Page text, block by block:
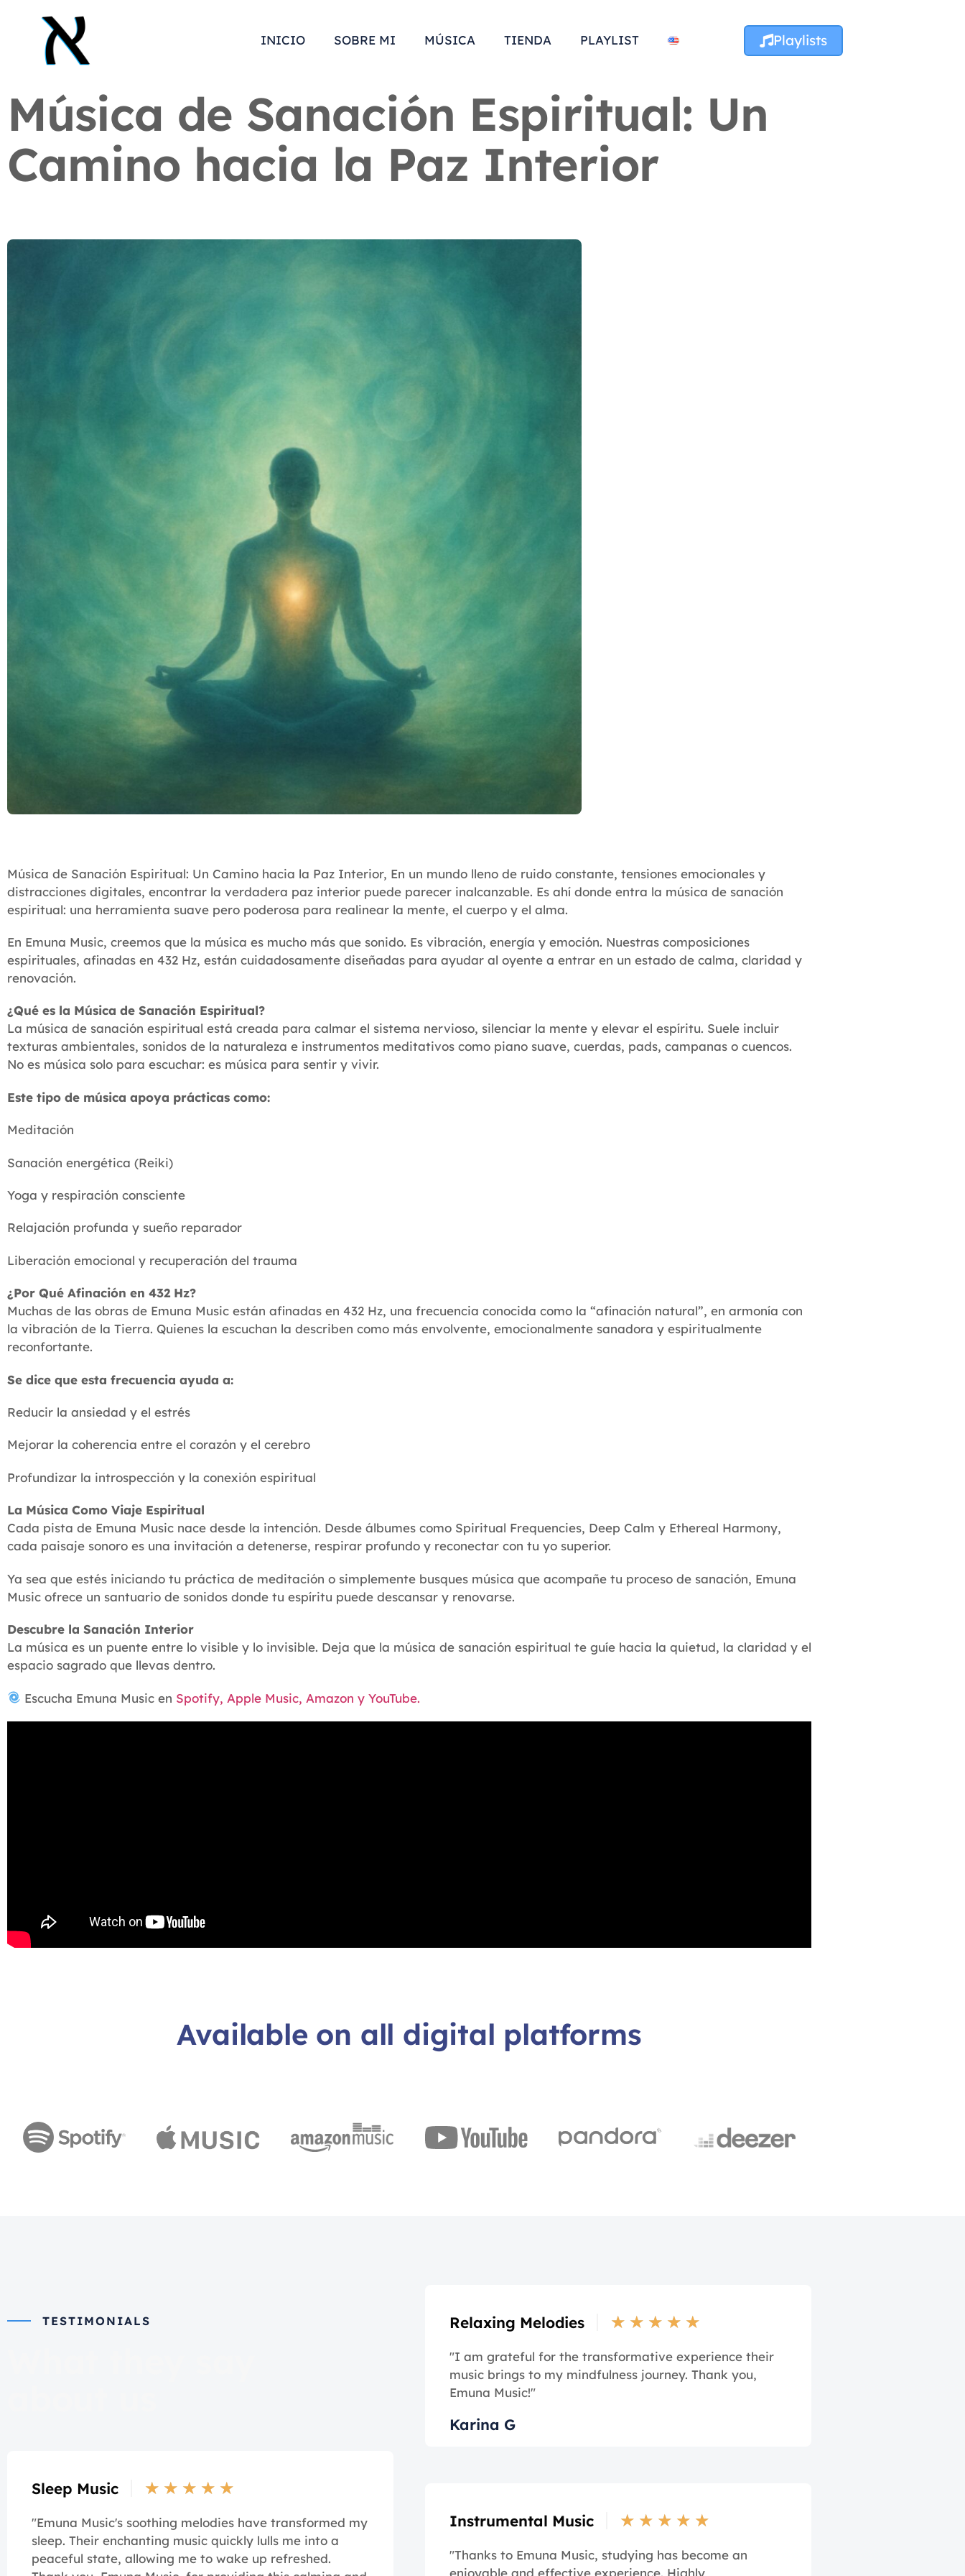
INICIO SOBRE MI MÚSICA TIENDA PLAYLIST Playlists
Música de Sanación Espiritual: Un
Camino hacia la Paz Interior
Música de Sanación Espiritual: Un Camino hacia la Paz Interior, En un mundo lleno de ruido constante, tensiones emocionales y
distracciones digitales, encontrar la verdadera paz interior puede parecer inalcanzable. Es ahí donde entra la música de sanación
espiritual: una herramienta suave pero poderosa para realinear la mente, el cuerpo y el alma.
En Emuna Music, creemos que la música es mucho más que sonido. Es vibración, energía y emoción. Nuestras composiciones
espirituales, afinadas en 432 Hz, están cuidadosamente diseñadas para ayudar al oyente a entrar en un estado de calma, claridad y
renovación.
¿Qué es la Música de Sanación Espiritual?
La música de sanación espiritual está creada para calmar el sistema nervioso, silenciar la mente y elevar el espíritu. Suele incluir
texturas ambientales, sonidos de la naturaleza e instrumentos meditativos como piano suave, cuerdas, pads, campanas o cuencos.
No es música solo para escuchar: es música para sentir y vivir.
Este tipo de música apoya prácticas como:
Meditación
Sanación energética (Reiki)
Yoga y respiración consciente
Relajación profunda y sueño reparador
Liberación emocional y recuperación del trauma
¿Por Qué Afinación en 432 Hz?
Muchas de las obras de Emuna Music están afinadas en 432 Hz, una frecuencia conocida como la “afinación natural”, en armonía con
la vibración de la Tierra. Quienes la escuchan la describen como más envolvente, emocionalmente sanadora y espiritualmente
reconfortante.
Se dice que esta frecuencia ayuda a:
Reducir la ansiedad y el estrés
Mejorar la coherencia entre el corazón y el cerebro
Profundizar la introspección y la conexión espiritual
La Música Como Viaje Espiritual
Cada pista de Emuna Music nace desde la intención. Desde álbumes como Spiritual Frequencies, Deep Calm y Ethereal Harmony,
cada paisaje sonoro es una invitación a detenerse, respirar profundo y reconectar con tu yo superior.
Ya sea que estés iniciando tu práctica de meditación o simplemente busques música que acompañe tu proceso de sanación, Emuna
Music ofrece un santuario de sonidos donde tu espíritu puede descansar y renovarse.
Descubre la Sanación Interior
La música es un puente entre lo visible y lo invisible. Deja que la música de sanación espiritual te guíe hacia la quietud, la claridad y el
espacio sagrado que llevas dentro.
Escucha Emuna Music en Spotify, Apple Music, Amazon y YouTube.
Available on all digital platforms
TESTIMONIALS Relaxing Melodies ★ ★ ★ ★ ★
"I am grateful for the transformative experience their
music brings to my mindfulness journey. Thank you,
Emuna Music!"
Karina G
Sleep Music ★ ★ ★ ★ ★
"Emuna Music's soothing melodies have transformed my
sleep. Their enchanting music quickly lulls me into a
peaceful state, allowing me to wake up refreshed.
Instrumental Music ★ ★ ★ ★ ★
"Thanks to Emuna Music, studying has become an
enjoyable and effective experience. Highly